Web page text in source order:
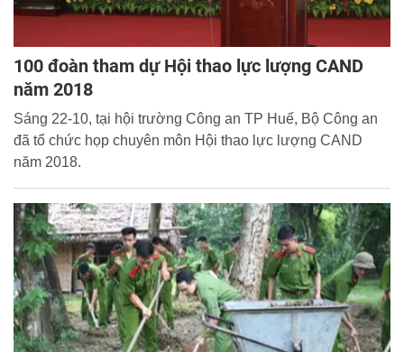
100 đoàn tham dự Hội thao lực lượng CAND
năm 2018
Sáng 22-10, tại hội trường Công an TP Huế, Bộ Công an
đã tổ chức họp chuyên môn Hội thao lực lượng CAND
năm 2018.